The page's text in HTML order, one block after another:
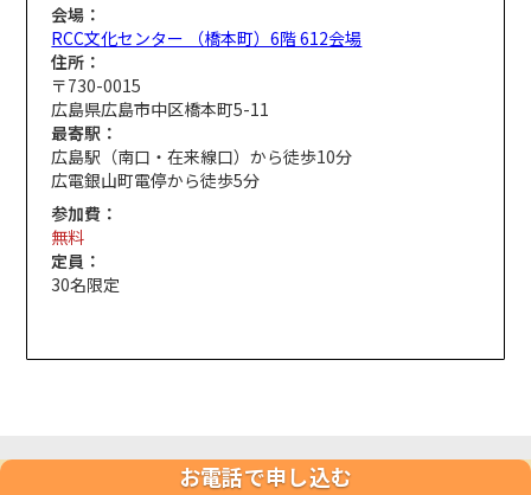
会場：
RCC文化センター （橋本町）6階 612会場
住所：
〒730-0015
広島県広島市中区橋本町5-11
最寄駅：
広島駅（南口・在来線口）から徒歩10分
広電銀山町電停から徒歩5分
参加費：
無料
定員：
30名限定
お電話で申し込む